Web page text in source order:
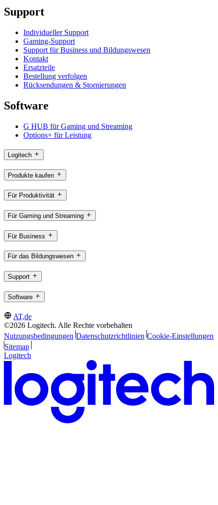
Support
Individueller Support
Gaming-Support
Support für Business und Bildungswesen
Kontakt
Ersatzteile
Bestellung verfolgen
Rücksendungen & Stornierungen
Software
G HUB für Gaming und Streaming
Options+ für Leistung
Logitech
Produkte kaufen
Für Produktivität
Für Gaming und Streaming
Für Business
Für das Bildungswesen
Support
Software
AT,de
©2026 Logitech. Alle Rechte vorbehalten
Nutzungsbedingungen Datenschutzrichtlinien Cookie-Einstellungen
Sitemap
Logitech